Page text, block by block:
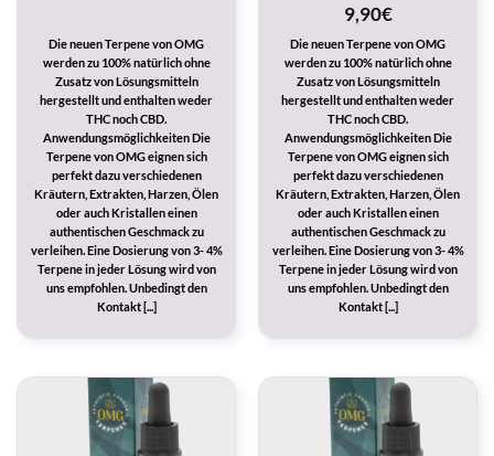
Die neuen Terpene von OMG
werden zu 100% natürlich ohne
Zusatz von Lösungsmitteln
hergestellt und enthalten weder
THC noch CBD.
Anwendungsmöglichkeiten Die
Terpene von OMG eignen sich
perfekt dazu verschiedenen
Kräutern, Extrakten, Harzen, Ölen
oder auch Kristallen einen
authentischen Geschmack zu
verleihen. Eine Dosierung von 3- 4%
Terpene in jeder Lösung wird von
uns empfohlen. Unbedingt den
Kontakt [...]
9,90€
Die neuen Terpene von OMG
werden zu 100% natürlich ohne
Zusatz von Lösungsmitteln
hergestellt und enthalten weder
THC noch CBD.
Anwendungsmöglichkeiten Die
Terpene von OMG eignen sich
perfekt dazu verschiedenen
Kräutern, Extrakten, Harzen, Ölen
oder auch Kristallen einen
authentischen Geschmack zu
verleihen. Eine Dosierung von 3- 4%
Terpene in jeder Lösung wird von
uns empfohlen. Unbedingt den
Kontakt [...]